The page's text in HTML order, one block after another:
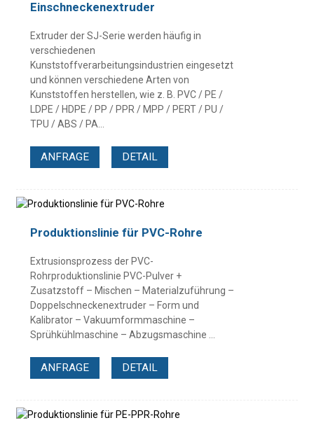
Einschneckenextruder
Extruder der SJ-Serie werden häufig in
verschiedenen
Kunststoffverarbeitungsindustrien eingesetzt
und können verschiedene Arten von
Kunststoffen herstellen, wie z. B. PVC / PE /
LDPE / HDPE / PP / PPR / MPP / PERT / PU /
TPU / ABS / PA...
ANFRAGE DETAIL
Produktionslinie für PVC-Rohre
Extrusionsprozess der PVC-
Rohrproduktionslinie PVC-Pulver +
Zusatzstoff – Mischen – Materialzuführung –
Doppelschneckenextruder – Form und
Kalibrator – Vakuumformmaschine –
Sprühkühlmaschine – Abzugsmaschine …
ANFRAGE DETAIL